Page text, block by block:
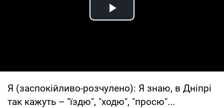
Play Video
Я (заспокійливо-розчулено): Я знаю, в Дніпрі
так кажуть – "їздю", "ходю", "просю"...